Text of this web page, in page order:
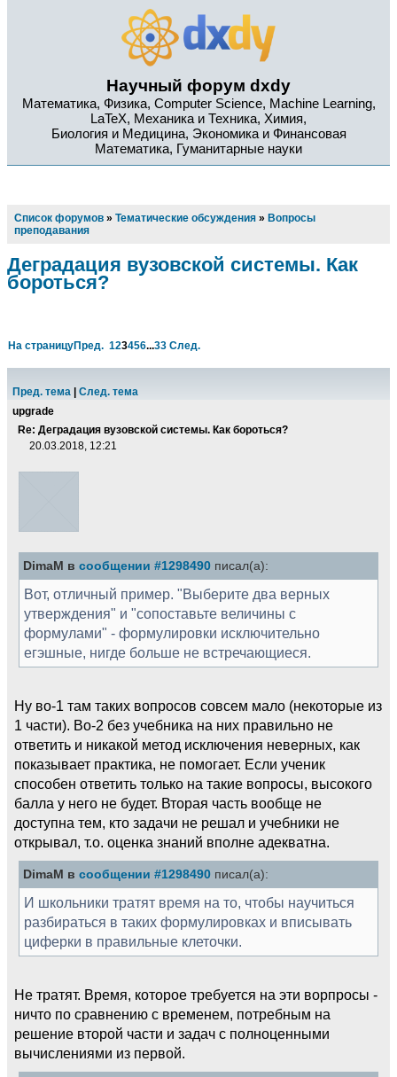
Научный форум dxdy
Математика, Физика, Computer Science, Machine Learning,
LaTeX, Механика и Техника, Химия,
Биология и Медицина, Экономика и Финансовая
Математика, Гуманитарные науки
Список форумов » Тематические обсуждения » Вопросы
преподавания
Деградация вузовской системы. Как
бороться?
На страницуПред. 123456...33 След.
Пред. тема
След. тема
upgrade
Re: Деградация вузовской системы. Как бороться?
20.03.2018, 12:21
DimaM в сообщении #1298490 писал(а):
Вот, отличный пример. "Выберите два верных
утверждения" и "сопоставьте величины с
формулами" - формулировки исключительно
егэшные, нигде больше не встречающиеся.
Ну во-1 там таких вопросов совсем мало (некоторые из
1 части). Во-2 без учебника на них правильно не
ответить и никакой метод исключения неверных, как
показывает практика, не помогает. Если ученик
способен ответить только на такие вопросы, высокого
балла у него не будет. Вторая часть вообще не
доступна тем, кто задачи не решал и учебники не
открывал, т.о. оценка знаний вполне адекватна.
DimaM в сообщении #1298490 писал(а):
И школьники тратят время на то, чтобы научиться
разбираться в таких формулировках и вписывать
циферки в правильные клеточки.
Не тратят. Время, которое требуется на эти ворпросы -
ничто по сравнению с временем, потребным на
решение второй части и задач с полноценными
вычислениями из первой.